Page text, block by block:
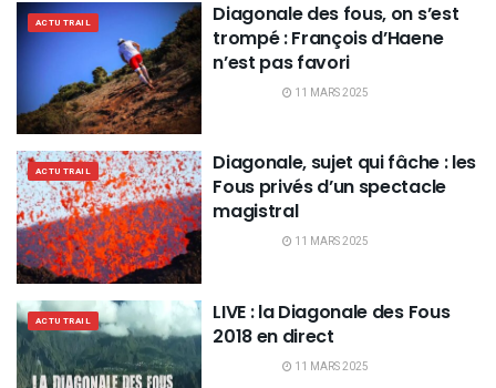
ACTU TRAIL
Diagonale des fous, on s’est
trompé : François d’Haene
n’est pas favori
11 MARS 2025
ACTU TRAIL
Diagonale, sujet qui fâche : les
Fous privés d’un spectacle
magistral
11 MARS 2025
ACTU TRAIL
LIVE : la Diagonale des Fous
2018 en direct
11 MARS 2025